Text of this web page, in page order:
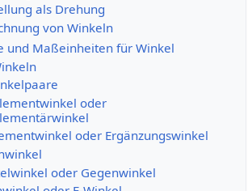
als Drehung
von Winkeln
und Maßeinheiten für Winkel
oder
oder Ergänzungswinkel
oder Gegenwinkel